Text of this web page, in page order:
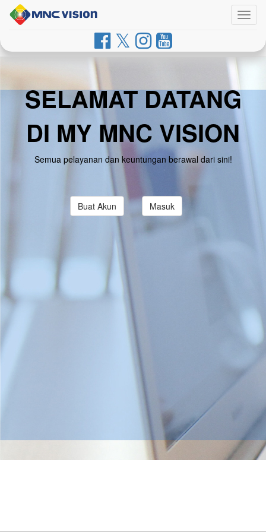
SELAMAT DATANG
DI MY MNC VISION
Semua pelayanan dan keuntungan berawal dari sini!
Buat Akun Masuk